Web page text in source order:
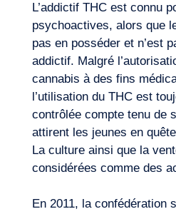
Envie d’embarquer ?
L’addictif THC est connu
psychoactives, alors que
pas en posséder et n’est
addictif. Malgré
cannabis à des fins
l’utilisation du THC est
contrôlée compte tenu de
attirent les jeunes en
La culture ainsi que la
considérées comme des
En 2011, la confédération